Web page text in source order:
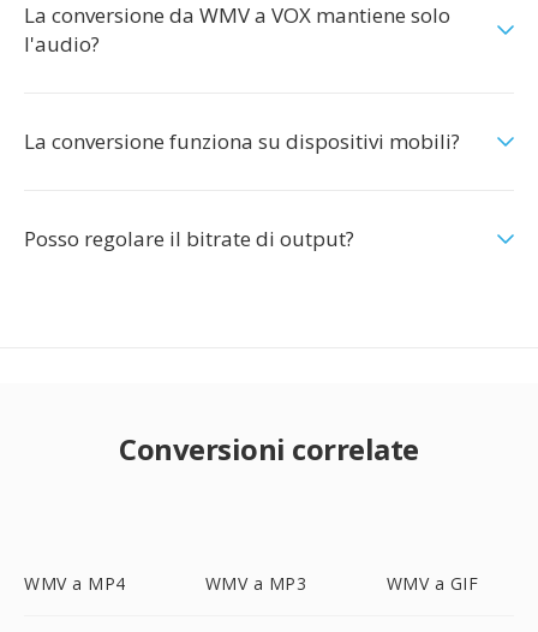
La conversione da WMV a VOX mantiene solo
l'audio?
La conversione funziona su dispositivi mobili?
Posso regolare il bitrate di output?
Conversioni correlate
WMV a MP4 WMV a MP3 WMV a GIF